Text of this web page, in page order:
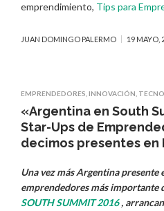
emprendimiento, Tips para
JUAN DOMINGO PALERMO 19 MAYO,
EMPRENDEDORES INNOVACIÓN
«Argentina en South
Star-Ups de
decimos presentes en
Una vez más Argentina presente
emprendedores más importante
SOUTH SUMMIT 2016,